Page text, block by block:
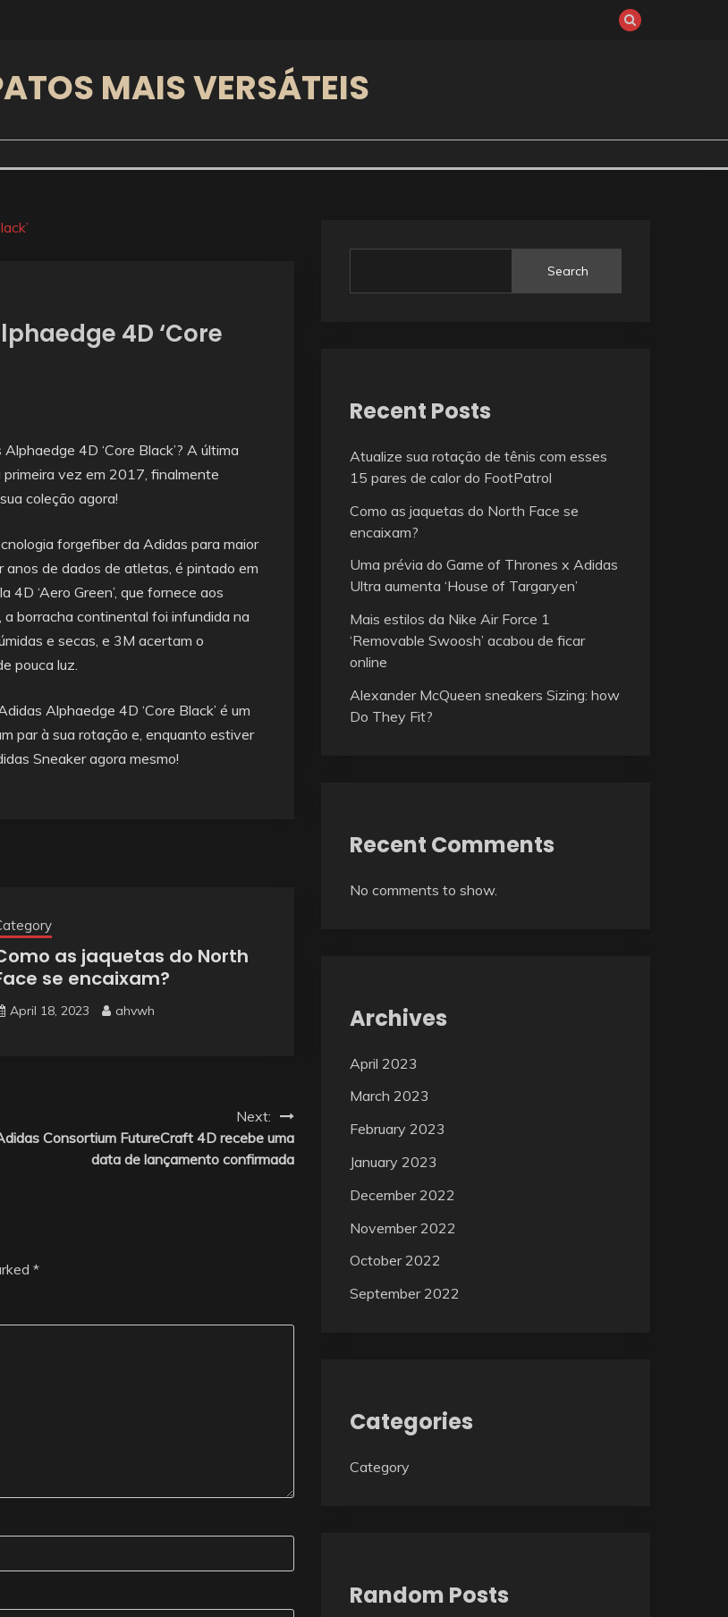
MAIS VERSÁTEIS
4D ‘Core
4D ‘Core Black’? A última
vez em 2017, finalmente
coleção agora!
forgefiber da Adidas para maior
de dados de atletas, é pintado em
‘Aero Green’, que fornece aos
borracha continental foi infundida na
e secas, e 3M acertam o
pouca luz.
Alphaedge 4D ‘Core Black’ é um
par à sua rotação e, enquanto estiver
Sneaker agora mesmo!
as jaquetas do North
se encaixam?
April 18, 2023 ahvwh
Next:
Consortium FutureCraft 4D recebe uma
data de lançamento confirmada
*
Search
Recent Posts
Atualize sua rotação de tênis com esses
15 pares de calor do FootPatrol
Como as jaquetas do North Face se
encaixam?
Uma prévia do Game of Thrones x Adidas
Ultra aumenta ‘House of Targaryen’
Mais estilos da Nike Air Force 1
‘Removable Swoosh’ acabou de ficar
online
Alexander McQueen sneakers Sizing: how
Do They Fit?
Recent Comments
No comments to show.
Archives
April 2023
March 2023
February 2023
January 2023
December 2022
November 2022
October 2022
September 2022
Categories
Category
Random Posts